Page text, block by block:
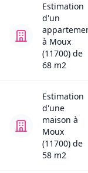
Estimation
d'un
à Moux
(11700) de
68 m2
Estimation
d'une
maison à
Moux
(11700) de
58 m2